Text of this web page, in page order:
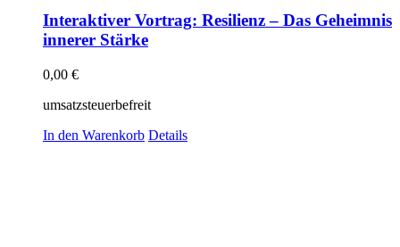
Interaktiver Vortrag: Resilienz – Das Geheimnis
innerer Stärke
0,00 €
umsatzsteuerbefreit
In den Warenkorb Details